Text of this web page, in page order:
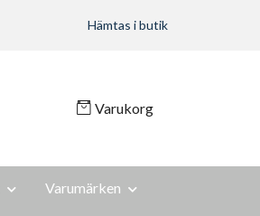
Hämtas i butik
Varukorg
Varumärken